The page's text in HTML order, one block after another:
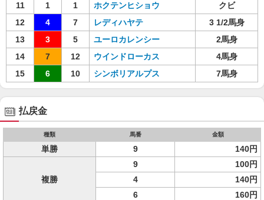
11
1 1 ホクテンヒショウ
クビ
12
4 7 レディハヤテ
3 1/2馬身
13
3 5 ユーロカレンシー
2馬身
14
7 12 ウインドローカス
4馬身
15
6 10 シンボリアルプス 7馬身
払戻金
種類 馬番 金額
単勝 9 140円
複勝
9
100円
4
140円
6
160円